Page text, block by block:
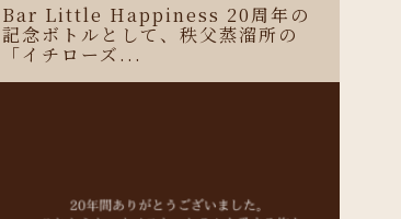
Bar Little Happiness 20周年の
記念ボトルとして、秩父蒸溜所の
「イチローズ...